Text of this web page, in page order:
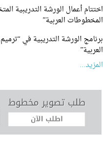
اختتام أعمال الورشة التدريبية
المخطوطات العربية”
برنامج الورشة التدريبية في
العربية”
المزيد...